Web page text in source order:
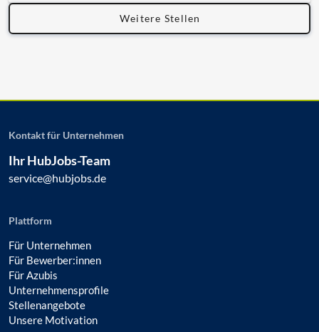
Weitere Stellen
Kontakt für Unternehmen
Ihr HubJobs-Team
service@hubjobs.de
Plattform
Für Unternehmen
Für Bewerber:innen
Für Azubis
Unternehmensprofile
Stellenangebote
Unsere Motivation